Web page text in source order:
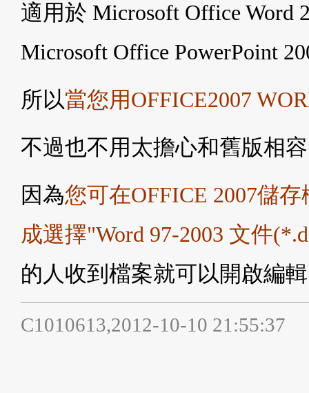
適用於 Microsoft Office Word
Microsoft Office PowerPoint
所以當您用OFFICE2007
不過也不用太擔心和舊版相
因為您可在OFFICE 2007儲
成選擇"Word 97-2003 文件
的人收到檔案就可以開啟編輯
C1010613,2012-10-10 21:55:37